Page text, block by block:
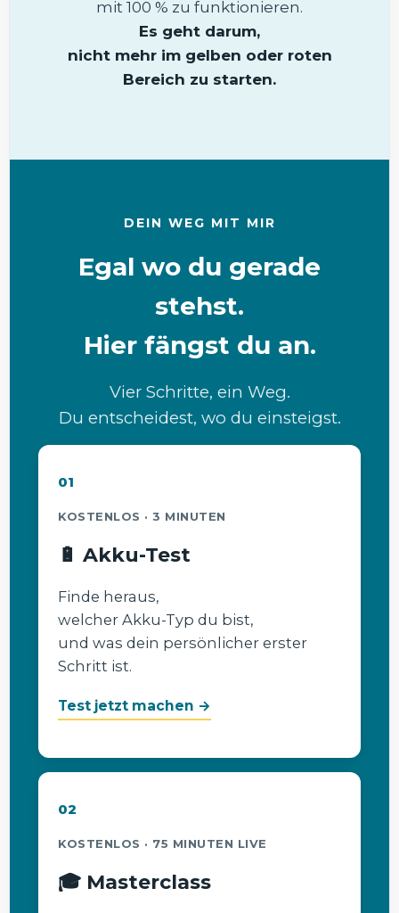
mit 100 % zu funktionieren.
Es geht darum,
nicht mehr im gelben oder roten
Bereich zu starten.
DEIN WEG MIT MIR
Egal wo du gerade
stehst.
Hier fängst du an.
Vier Schritte, ein Weg.
Du entscheidest, wo du einsteigst.
01
KOSTENLOS · 3 MINUTEN
🔋 Akku-Test
Finde heraus,
welcher Akku-Typ du bist,
und was dein persönlicher erster
Schritt ist.
Test jetzt machen →
02
KOSTENLOS · 75 MINUTEN LIVE
🎓 Masterclass